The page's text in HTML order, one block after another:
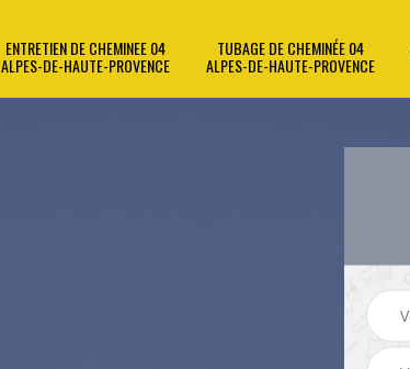
ENTRETIEN DE CHEMINEE 04
ALPES-DE-HAUTE-PROVENCE
TUBAGE DE CHEMINÉE 04
ALPES-DE-HAUTE-PROVENCE